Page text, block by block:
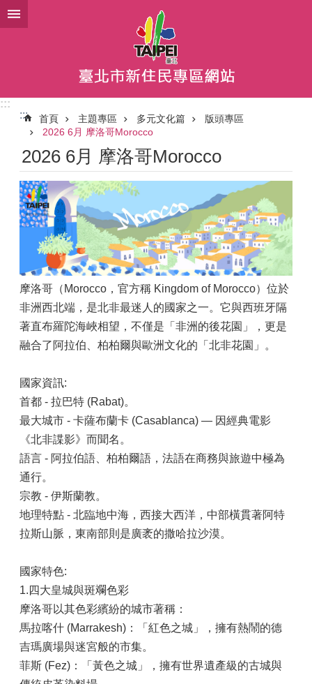
跳到主要內容區塊
:::
:::
首頁 主題專區 多元文化篇
版頭專區
2026 6月 摩洛哥Morocco
2026 6月 摩洛哥Morocco
摩洛哥（Morocco，官方稱 Kingdom of Morocco）位於
非洲西北端，是北非最迷人的國家之一。它與西班牙隔
著直布羅陀海峽相望，不僅是「非洲的後花園」，更是
融合了阿拉伯、柏柏爾與歐洲文化的「北非花園」。
國家資訊:
首都 - 拉巴特 (Rabat)。
最大城市 - 卡薩布蘭卡 (Casablanca) — 因經典電影
《北非諜影》而聞名。
語言 - 阿拉伯語、柏柏爾語，法語在商務與旅遊中極為
通行。
宗教 - 伊斯蘭教。
地理特點 - 北臨地中海，西接大西洋，中部橫貫著阿特
拉斯山脈，東南部則是廣袤的撒哈拉沙漠。
國家特色:
1.四大皇城與斑斕色彩
摩洛哥以其色彩繽紛的城市著稱：
馬拉喀什 (Marrakesh)：「紅色之城」，擁有熱鬧的德
吉瑪廣場與迷宮般的市集。
菲斯 (Fez)：「黃色之城」，擁有世界遺產級的古城與